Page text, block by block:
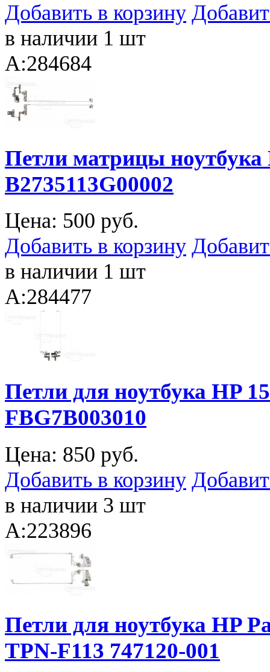
Добавить в корзину
в наличии 1 шт
A:284684
Петли матрицы ноутбука
B2735113G00002
Цена: 500 руб.
Добавить в корзину
в наличии 1 шт
A:284477
Петли для ноутбука HP
FBG7B003010
Цена: 850 руб.
Добавить в корзину
в наличии 3 шт
A:223896
Петли для ноутбука HP
TPN-F113 747120-001